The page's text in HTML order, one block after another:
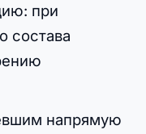
при
состава
напрямую